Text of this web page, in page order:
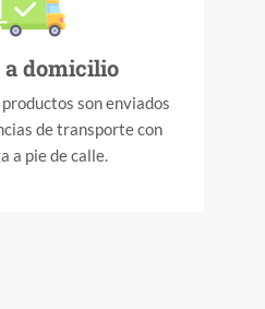
a domicilio
son enviados
de transporte con
a pie de calle.